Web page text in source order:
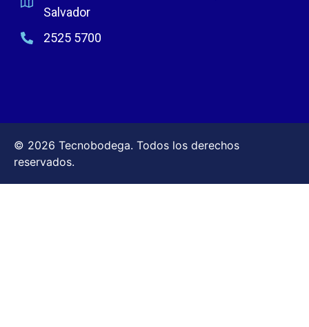
Salvador
2525 5700
© 2026 Tecnobodega. Todos los derechos
reservados.